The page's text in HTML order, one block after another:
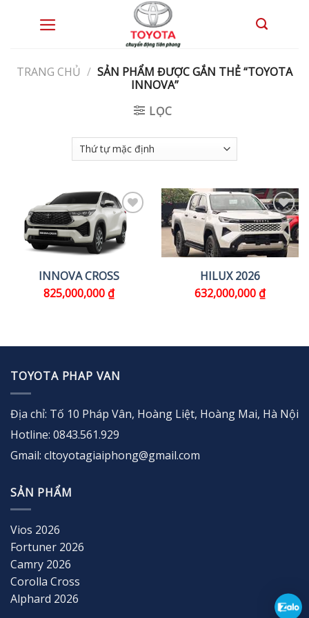
TRANG CHỦ / SẢN PHẨM ĐƯỢC GẮN THẺ “TOYOTA
INNOVA”
LỌC
INNOVA CROSS
825,000,000₫
HILUX 2026
632,000,000₫
TOYOTA PHAP VAN
Địa chỉ: Tố 10 Pháp Vân, Hoàng Liệt, Hoàng Mai, Hà Nội
Hotline: 0843.561.929
Gmail: cltoyotagiaiphong@gmail.com
SẢN PHẨM
Vios 2026
Fortuner 2026
Camry 2026
Corolla Cross
Alphard 2026